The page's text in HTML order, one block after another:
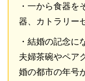
・一から食器を
器、カトラリー
・結婚の記念に
夫婦茶碗やペア
婚の都市の年号